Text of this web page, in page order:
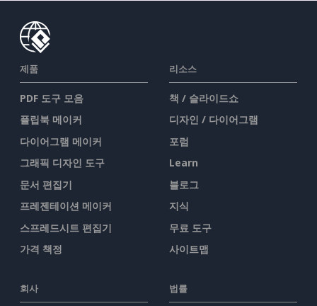
제품
PDF 도구 모음
플립북 메이커
다이어그램 메이커
그래픽 디자인 도구
문서 편집기
프레젠테이션 메이커
스프레드시트 편집기
가격 책정
리소스
책 / 슬라이드쇼
디자인 / 다이어그램
포럼
Learn
블로그
지식
무료 도구
사이트맵
회사 법률